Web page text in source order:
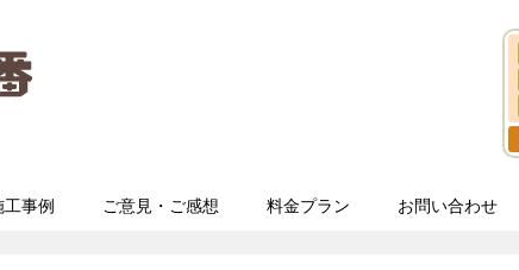
工事例 ご意見・ご感想 料金プラン お問い合わせ